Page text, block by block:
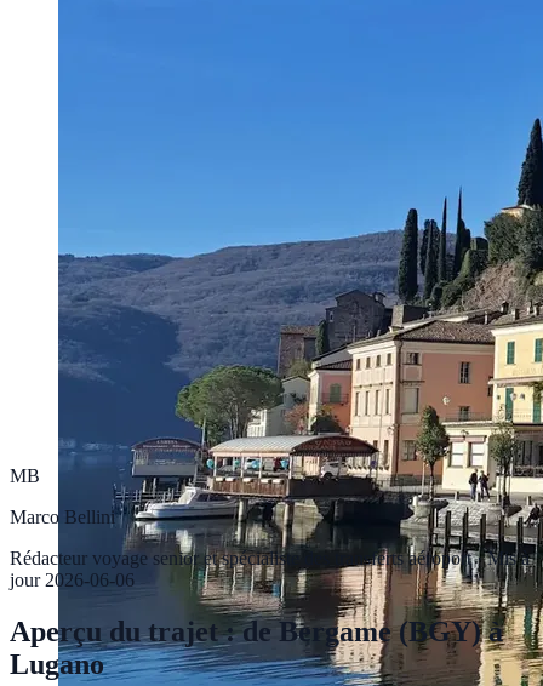
MB
Marco Bellini
Rédacteur voyage senior et spécialiste des transferts aéroport·Mis à
jour 2026-06-06
Aperçu du trajet : de Bergame (BGY) à
Lugano